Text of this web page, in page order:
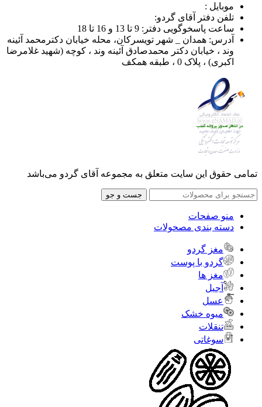
موبایل :
تلفن دفتر آقای گردو:
ساعت پاسخوگویی دفتر: 9 تا 13 و 16 تا 18
آدرس: همدان _ شهر تویسرکان، محله خیابان دکترمحمد آئینه
وند ، خیابان دکتر محمدصادق آئینه وند ، کوچه (شهید غلامرضا
اکبری) ، پلاک 0 ، طبقه همکف
تمامی حقوق این سایت متعلق به مجموعه آقای گردو می‌باشد
جست و جو
منو صفحات
دسته بندی مصحولات
مغز گردو
گردو با پوست
مغز ها
آجیل
عسل
میوه خشک
تنقلات
سوغاتی